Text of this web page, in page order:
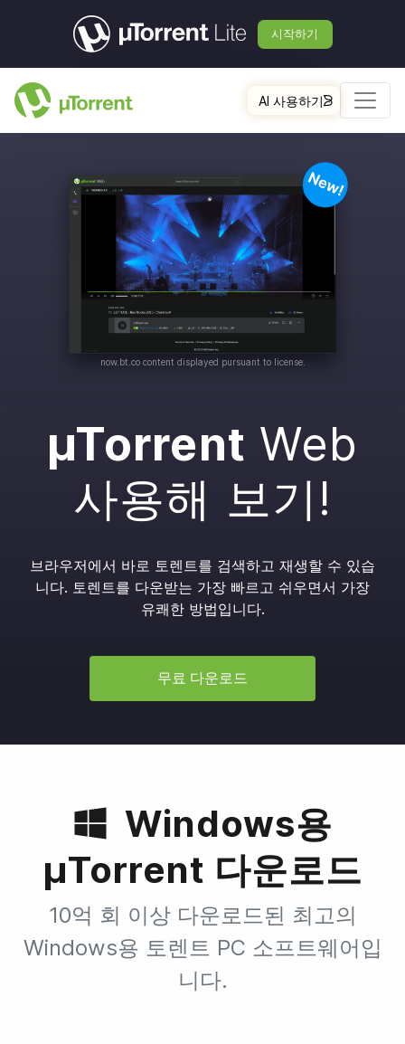
시작하기
AI 사용하기
µTorrent Web
사용해 보기!
브라우저에서 바로 토렌트를 검색하고 재생할 수 있습
니다. 토렌트를 다운받는 가장 빠르고 쉬우면서 가장
유쾌한 방법입니다.
무료 다운로드
now.bt.co content displayed pursuant to license.
Windows용
µTorrent 다운로드
10억 회 이상 다운로드된 최고의
Windows용 토렌트 PC 소프트웨어입
니다.